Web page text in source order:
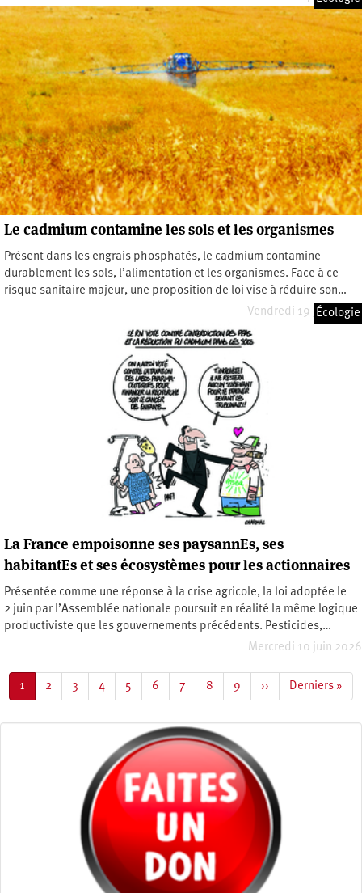
Le cadmium contamine les sols et les organismes
Présent dans les engrais phosphatés, le cadmium contamine
durablement les sols, l’alimentation et les organismes. Face à ce
risque sanitaire majeur, une proposition de loi vise à réduire son…
Vendredi 19 juin 2026
Écologie
La France empoisonne ses paysannEs, ses
habitantEs et ses écosystèmes pour les actionnaires
Présentée comme une réponse à la crise agricole, la loi adoptée le
2 juin par l’Assemblée nationale poursuit en réalité la même logique
productiviste que les gouvernements précédents. Pesticides,…
Mercredi 10 juin 2026
Page
courante
1 Page
2 Page
3 Page
4 Page
5 Page
6 Page
7 Page
8 Page
9
Page
suivante
››
Dernière
page
Derniers »